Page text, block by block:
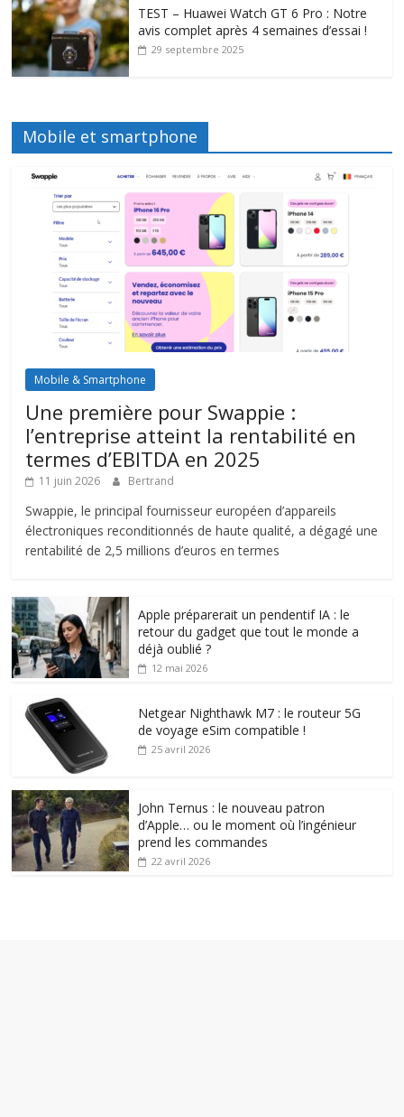
TEST – Huawei Watch GT 6 Pro : Notre
avis complet après 4 semaines d’essai !
29 septembre 2025
Mobile et smartphone
Mobile & Smartphone
Une première pour Swappie :
l’entreprise atteint la rentabilité en
termes d’EBITDA en 2025
11 juin 2026 Bertrand
Swappie, le principal fournisseur européen d’appareils
électroniques reconditionnés de haute qualité, a dégagé une
rentabilité de 2,5 millions d’euros en termes
Apple préparerait un pendentif IA : le
retour du gadget que tout le monde a
déjà oublié ?
12 mai 2026
Netgear Nighthawk M7 : le routeur 5G
de voyage eSim compatible !
25 avril 2026
John Ternus : le nouveau patron
d’Apple… ou le moment où l’ingénieur
prend les commandes
22 avril 2026